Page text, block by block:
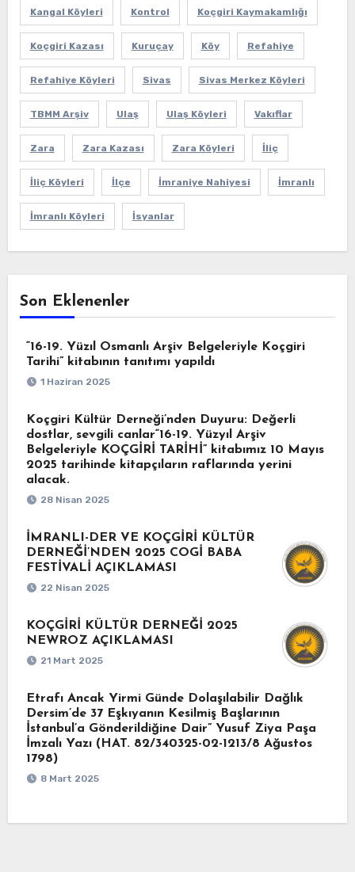
Kangal Köyleri Kontrol Koçgiri Kaymakamlığı
Koçgiri Kazası Kuruçay Köy Refahiye
Refahiye Köyleri Sivas Sivas Merkez Köyleri
TBMM Arşiv Ulaş Ulaş Köyleri Vakıflar
Zara Zara Kazası Zara Köyleri İliç
İliç Köyleri İlçe İmraniye Nahiyesi İmranlı
İmranlı Köyleri İsyanlar
Son Eklenenler
“16-19. Yüzıl Osmanlı Arşiv Belgeleriyle Koçgiri
Tarihi” kitabının tanıtımı yapıldı
1 Haziran 2025
Koçgiri Kültür Derneği’nden Duyuru: Değerli
dostlar, sevgili canlar“16-19. Yüzyıl Arşiv
Belgeleriyle KOÇGİRİ TARİHİ” kitabımız 10 Mayıs
2025 tarihinde kitapçıların raflarında yerini
alacak.
28 Nisan 2025
İMRANLI-DER VE KOÇGİRİ KÜLTÜR
DERNEĞİ’NDEN 2025 COGİ BABA
FESTİVALİ AÇIKLAMASI
22 Nisan 2025
KOÇGİRİ KÜLTÜR DERNEĞİ 2025
NEWROZ AÇIKLAMASI
21 Mart 2025
Etrafı Ancak Yirmi Günde Dolaşılabilir Dağlık
Dersim’de 37 Eşkıyanın Kesilmiş Başlarının
İstanbul’a Gönderildiğine Dair” Yusuf Ziya Paşa
İmzalı Yazı (HAT. 82/340325-02-1213/8 Ağustos
1798)
8 Mart 2025